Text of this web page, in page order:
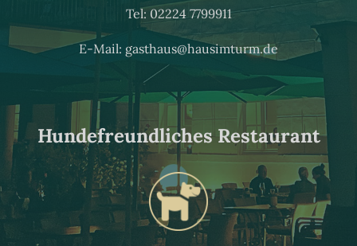
Tel: 02224 7799911
E-Mail: gasthaus@hausimturm.de
Hundefreundliches Restaurant